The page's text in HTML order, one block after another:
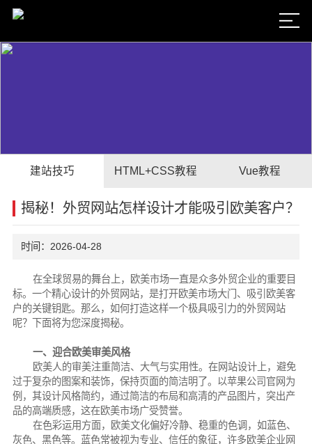
建站技巧 HTML+CSS教程 Vue教程
揭秘！外贸网站怎样设计才能吸引欧美客户？
时间：2026-04-28
在全球贸易的舞台上，欧美市场一直是众多外贸企业的重要目
标。一个精心设计的外贸网站，是打开欧美市场大门、吸引欧美客
户的关键钥匙。那么，如何打造这样一个极具吸引力的外贸网站
呢？下面将为您深度揭秘。
一、迎合欧美审美风格
欧美人的审美注重简洁、大气与实用性。在网站设计上，避免
过于复杂的图案和装饰，保持页面的简洁明了。以苹果公司官网为
例，其设计风格简约，通过简洁的布局和高清的产品图片，突出产
品的高端质感，这在欧美市场广受赞誉。
在色彩运用方面，欧美文化偏好冷静、稳重的色调，如蓝色、
灰色、黑色等。蓝色常被视为专业、信任的象征，许多欧美企业网